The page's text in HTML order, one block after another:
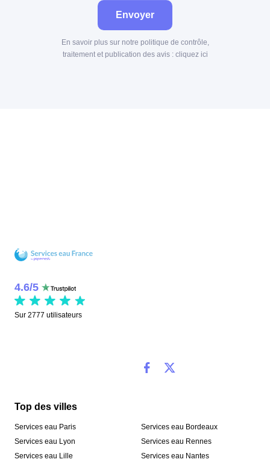
Envoyer
En savoir plus sur notre politique de contrôle,
traitement et publication des avis : cliquez ici
4.6/5
Sur 2777 utilisateurs
Top des villes
Services eau Paris
Services eau Lyon
Services eau Lille
Services eau Bordeaux
Services eau Rennes
Services eau Nantes